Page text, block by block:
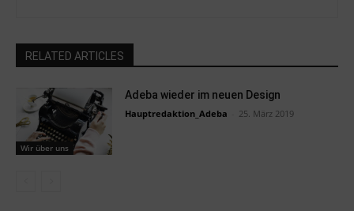
RELATED ARTICLES
Wir über uns
Adeba wieder im neuen Design
Hauptredaktion_Adeba 25. März 2019